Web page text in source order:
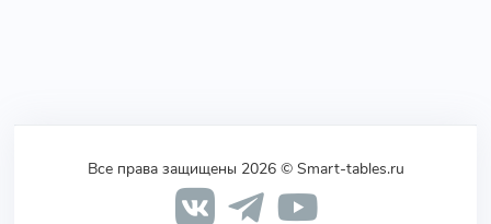
Все права защищены 2026 © Smart-tables.ru